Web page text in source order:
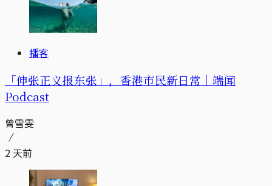
播客
「伸张正义报东张」，香港市民新日常｜端闻
Podcast
曾雪雯
2 天前